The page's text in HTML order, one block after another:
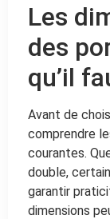
Les
des
qu’il
Avant de
comprendre
courantes.
double,
garantir
dimensions